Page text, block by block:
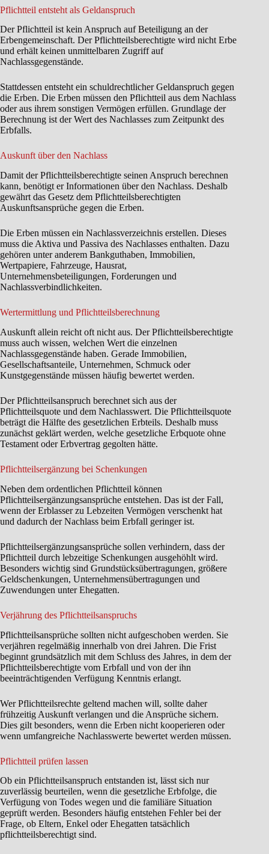
Pflichtteil entsteht als Geldanspruch
Der Pflichtteil ist kein Anspruch auf Beteiligung an der
Erbengemeinschaft. Der Pflichtteilsberechtigte wird nicht Erbe
und erhält keinen unmittelbaren Zugriff auf
Nachlassgegenstände.
Stattdessen entsteht ein schuldrechtlicher Geldanspruch gegen
die Erben. Die Erben müssen den Pflichtteil aus dem Nachlass
oder aus ihrem sonstigen Vermögen erfüllen. Grundlage der
Berechnung ist der Wert des Nachlasses zum Zeitpunkt des
Erbfalls.
Auskunft über den Nachlass
Damit der Pflichtteilsberechtigte seinen Anspruch berechnen
kann, benötigt er Informationen über den Nachlass. Deshalb
gewährt das Gesetz dem Pflichtteilsberechtigten
Auskunftsansprüche gegen die Erben.
Die Erben müssen ein Nachlassverzeichnis erstellen. Dieses
muss die Aktiva und Passiva des Nachlasses enthalten. Dazu
gehören unter anderem Bankguthaben, Immobilien,
Wertpapiere, Fahrzeuge, Hausrat,
Unternehmensbeteiligungen, Forderungen und
Nachlassverbindlichkeiten.
Wertermittlung und Pflichtteilsberechnung
Auskunft allein reicht oft nicht aus. Der Pflichtteilsberechtigte
muss auch wissen, welchen Wert die einzelnen
Nachlassgegenstände haben. Gerade Immobilien,
Gesellschaftsanteile, Unternehmen, Schmuck oder
Kunstgegenstände müssen häufig bewertet werden.
Der Pflichtteilsanspruch berechnet sich aus der
Pflichtteilsquote und dem Nachlasswert. Die Pflichtteilsquote
beträgt die Hälfte des gesetzlichen Erbteils. Deshalb muss
zunächst geklärt werden, welche gesetzliche Erbquote ohne
Testament oder Erbvertrag gegolten hätte.
Pflichtteilsergänzung bei Schenkungen
Neben dem ordentlichen Pflichtteil können
Pflichtteilsergänzungsansprüche entstehen. Das ist der Fall,
wenn der Erblasser zu Lebzeiten Vermögen verschenkt hat
und dadurch der Nachlass beim Erbfall geringer ist.
Pflichtteilsergänzungsansprüche sollen verhindern, dass der
Pflichtteil durch lebzeitige Schenkungen ausgehöhlt wird.
Besonders wichtig sind Grundstücksübertragungen, größere
Geldschenkungen, Unternehmensübertragungen und
Zuwendungen unter Ehegatten.
Verjährung des Pflichtteilsanspruchs
Pflichtteilsansprüche sollten nicht aufgeschoben werden. Sie
verjähren regelmäßig innerhalb von drei Jahren. Die Frist
beginnt grundsätzlich mit dem Schluss des Jahres, in dem der
Pflichtteilsberechtigte vom Erbfall und von der ihn
beeinträchtigenden Verfügung Kenntnis erlangt.
Wer Pflichtteilsrechte geltend machen will, sollte daher
frühzeitig Auskunft verlangen und die Ansprüche sichern.
Dies gilt besonders, wenn die Erben nicht kooperieren oder
wenn umfangreiche Nachlasswerte bewertet werden müssen.
Pflichtteil prüfen lassen
Ob ein Pflichtteilsanspruch entstanden ist, lässt sich nur
zuverlässig beurteilen, wenn die gesetzliche Erbfolge, die
Verfügung von Todes wegen und die familiäre Situation
geprüft werden. Besonders häufig entstehen Fehler bei der
Frage, ob Eltern, Enkel oder Ehegatten tatsächlich
pflichtteilsberechtigt sind.